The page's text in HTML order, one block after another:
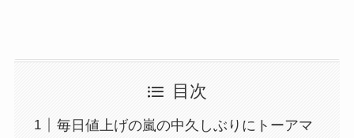
目次
毎日値上げの嵐の中久しぶりにトーアマ